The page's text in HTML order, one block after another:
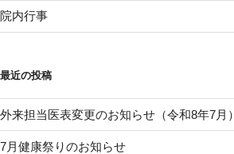
院内行事
最近の投稿
外来担当医表変更のお知らせ（令和8年7月）
7月健康祭りのお知らせ